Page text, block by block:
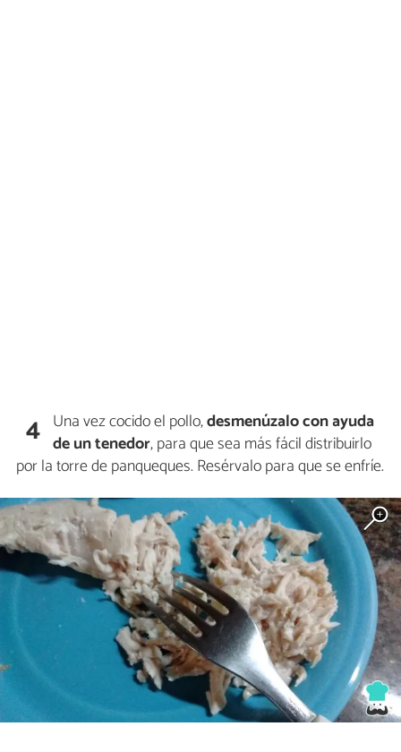
4 Una vez cocido el pollo,desmenúzalo con ayuda
de un tenedor, para que sea más fácil distribuirlo
por la torre de panqueques. Resérvalo para que se enfríe.